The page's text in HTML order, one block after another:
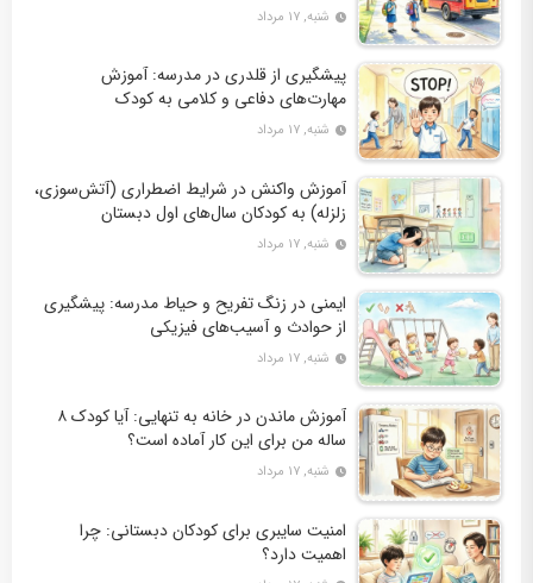
شنبه, ۱۷ مرداد
پیشگیری از قلدری در مدرسه: آموزش
مهارت‌های دفاعی و کلامی به کودک
شنبه, ۱۷ مرداد
آموزش واکنش در شرایط اضطراری (آتش‌سوزی،
زلزله) به کودکان سال‌های اول دبستان
شنبه, ۱۷ مرداد
ایمنی در زنگ تفریح و حیاط مدرسه: پیشگیری
از حوادث و آسیب‌های فیزیکی
شنبه, ۱۷ مرداد
آموزش ماندن در خانه به تنهایی: آیا کودک ۸
ساله من برای این کار آماده است؟
شنبه, ۱۷ مرداد
امنیت سایبری برای کودکان دبستانی: چرا
اهمیت دارد؟